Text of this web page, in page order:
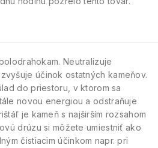
Neutralizuje
účinok ostatných kameňov.
do priestoru, v ktorom sa
novou energiou a odstraňuje
je kameň s najširším rozsahom
drúzu si môžete umiestniť ako
čistiacim účinkom napr. pri